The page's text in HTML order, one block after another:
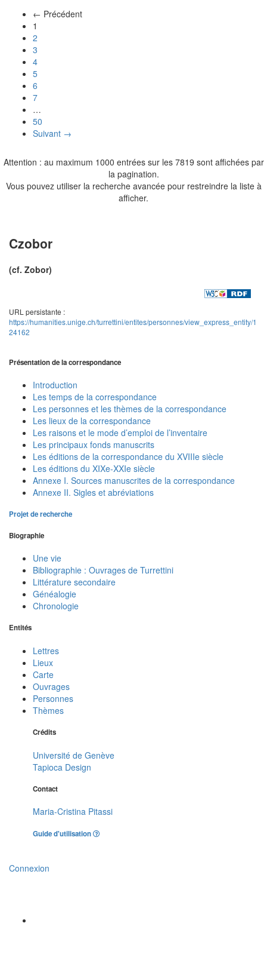
← Précédent
1
2
3
4
5
6
7
…
50
Suivant →
Attention : au maximum 1000 entrées sur les 7819 sont affichées par
la pagination.
Vous pouvez utiliser la recherche avancée pour restreindre la liste à
afficher.
Czobor
(cf. Zobor)
URL persistante :
https://humanities.unige.ch/turrettini/entites/personnes/view_express_entity/1
24162
Présentation de la correspondance
Introduction
Les temps de la correspondance
Les personnes et les thèmes de la correspondance
Les lieux de la correspondance
Les raisons et le mode d’emploi de l’inventaire
Les principaux fonds manuscrits
Les éditions de la correspondance du XVIIIe siècle
Les éditions du XIXe-XXIe siècle
Annexe I. Sources manuscrites de la correspondance
Annexe II. Sigles et abréviations
Projet de recherche
Biographie
Une vie
Bibliographie : Ouvrages de Turrettini
Littérature secondaire
Généalogie
Chronologie
Entités
Lettres
Lieux
Carte
Ouvrages
Personnes
Thèmes
Crédits
Université de Genève
Tapioca Design
Contact
Maria-Cristina Pitassi
Guide d'utilisation
Connexion